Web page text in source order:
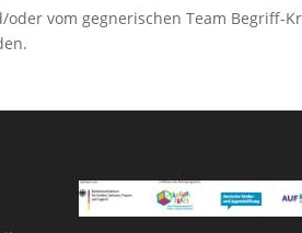
vom gegnerischen Team Begriff-